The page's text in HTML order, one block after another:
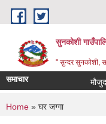
Skip to main content
सुनकोशी
" सुन्दर सुनकाेशी,
समाचार मौजुदा
You are here
Home » घर जग्गा